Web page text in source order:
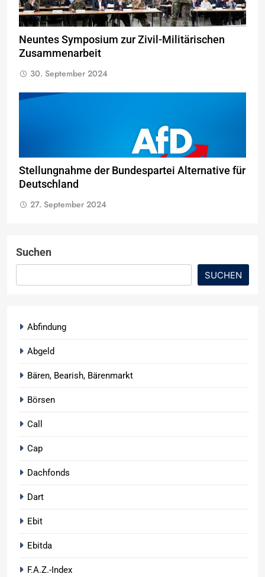
Neuntes Symposium zur Zivil-Militärischen
Zusammenarbeit
30. September 2024
Stellungnahme der Bundespartei Alternative für
Deutschland
27. September 2024
Suchen
SUCHEN
Abfindung
Abgeld
Bären, Bearish, Bärenmarkt
Börsen
Call
Cap
Dachfonds
Dart
Ebit
Ebitda
F.A.Z.-Index